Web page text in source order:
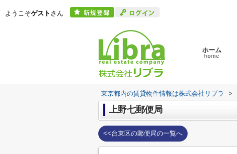
ようこそゲスト さん
ホーム
home
東京都内の賃貸物件情報は株式会社リブラ >
上野七郵便局
<<台東区の郵便局の一覧へ